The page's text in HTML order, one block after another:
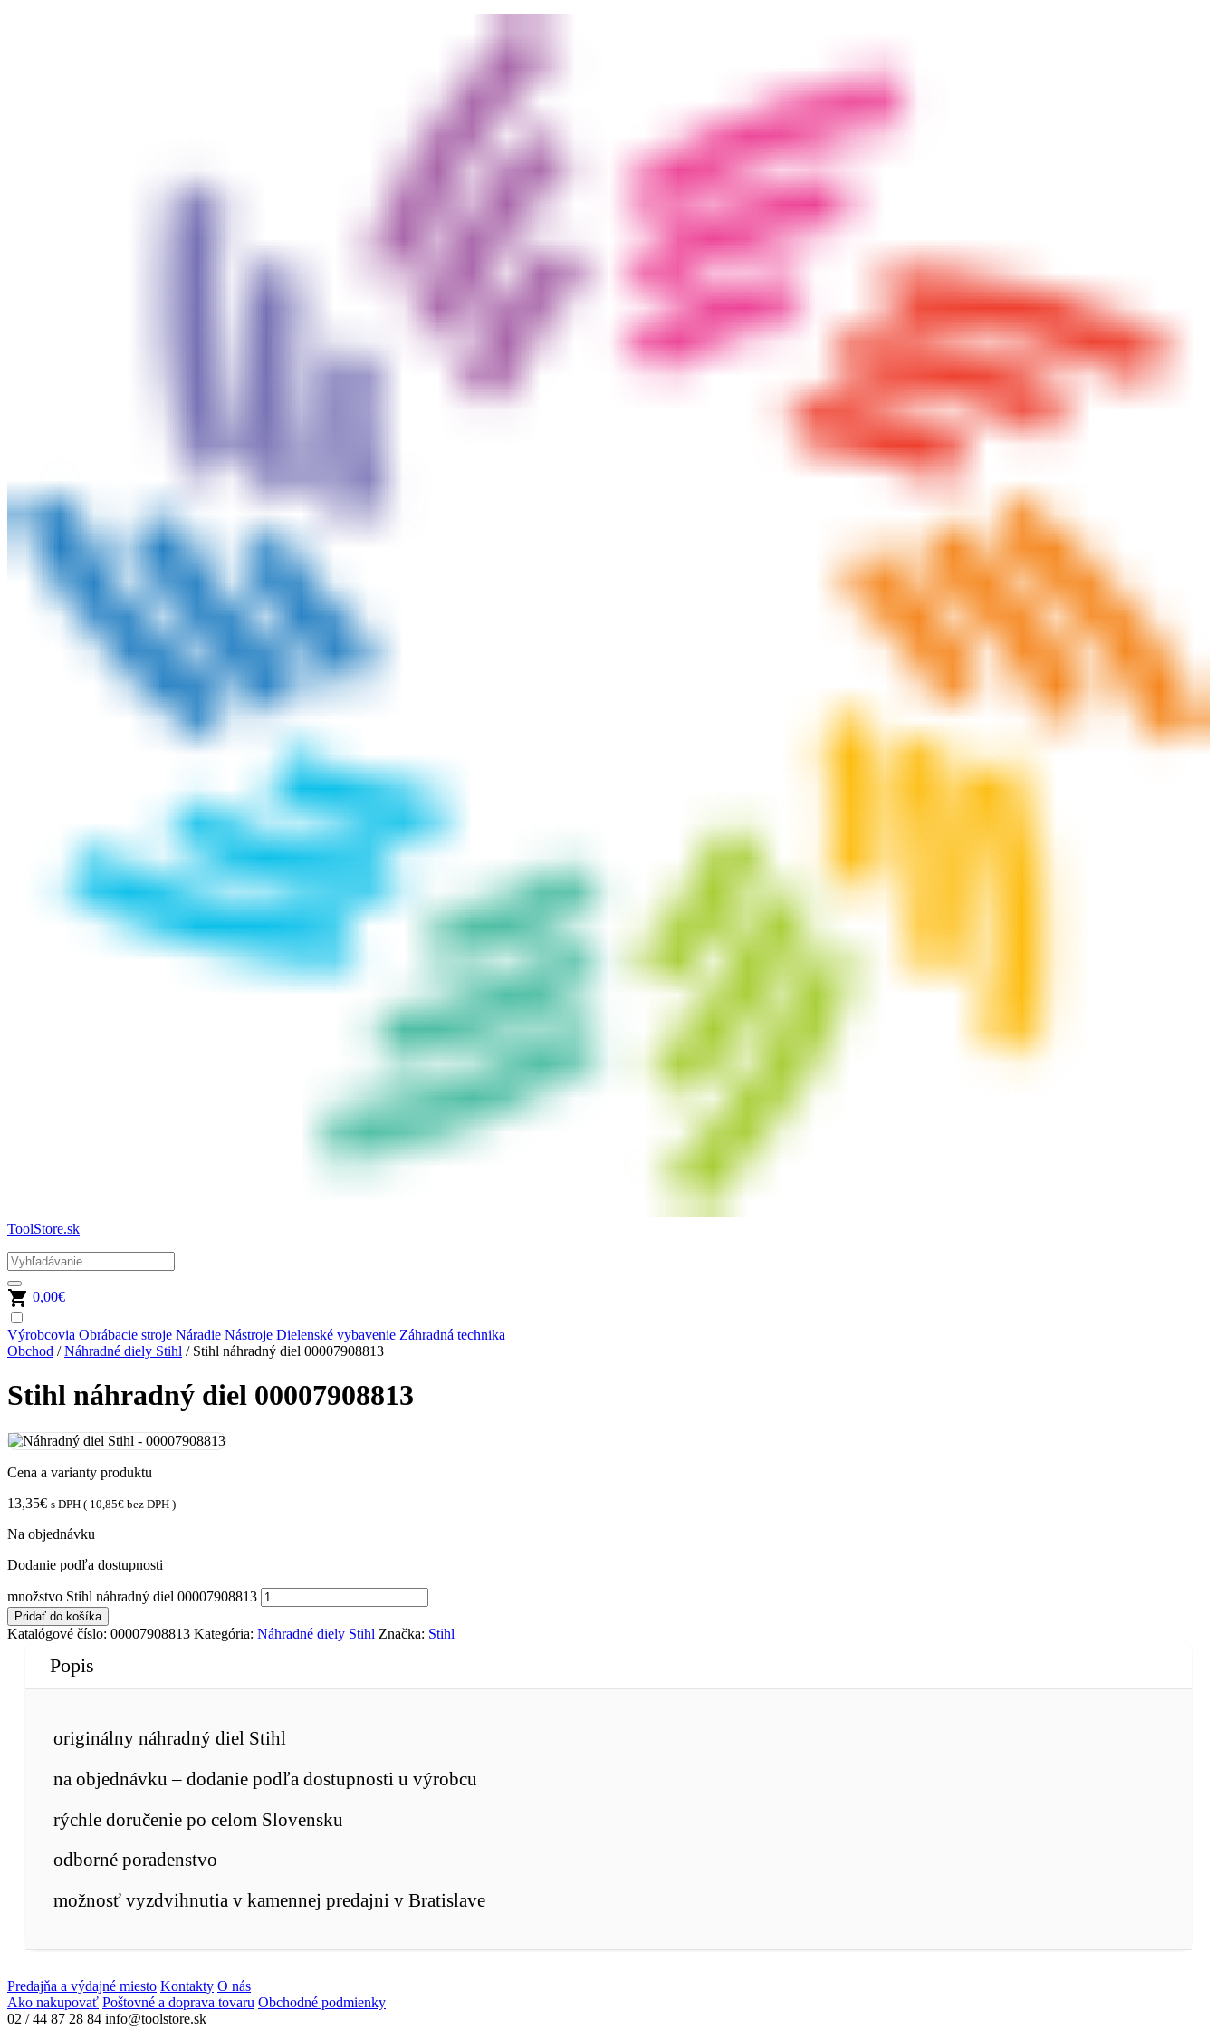
ToolStore.sk
0,00€
Výrobcovia Obrábacie stroje Náradie Nástroje Dielenské vybavenie Záhradná technika
Obchod /Náhradné diely Stihl / Stihl náhradný diel 00007908813
Stihl náhradný diel 00007908813
Cena a varianty produktu
13,35€ s DPH ( 10,85€ bez DPH )
Na objednávku
Dodanie podľa dostupnosti
množstvo Stihl náhradný diel 00007908813
Pridať do košíka
Katalógové číslo: 00007908813 Kategória: Náhradné diely Stihl Značka: Stihl
Popis
originálny náhradný diel Stihl
na objednávku – dodanie podľa dostupnosti u výrobcu
rýchle doručenie po celom Slovensku
odborné poradenstvo
možnosť vyzdvihnutia v kamennej predajni v Bratislave
Predajňa a výdajné miesto Kontakty O nás
Ako nakupovať Poštovné a doprava tovaru Obchodné podmienky
02 / 44 87 28 84 info@toolstore.sk